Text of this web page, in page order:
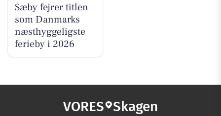
Sæby fejrer titlen
som Danmarks
næsthyggeligste
ferieby i 2026
VORES Skagen